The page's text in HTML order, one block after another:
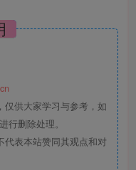
仅供大家学习与参考，如
行删除处理。
代表本站赞同其观点和对